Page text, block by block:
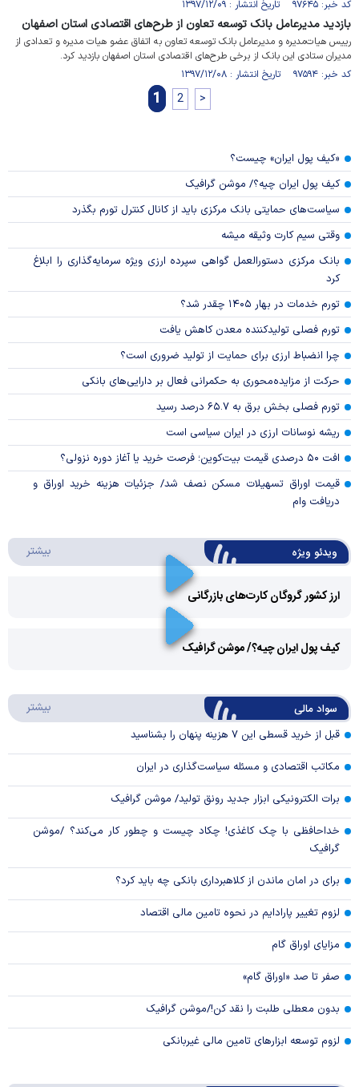
کد خبر: ۹۷۶۴۵ تاریخ انتشار : ۱۳۹۷/۱۲/۰۹
بازدید مدیرعامل بانک توسعه تعاون از طرح‌های اقتصادی استان اصفهان
رییس هیات‌مدیره و مدیرعامل بانک توسعه تعاون به‌ اتفاق عضو هیات‌ مدیره و تعدادی از
مدیران ستادی این بانک از برخی طرح‌های اقتصادی استان اصفهان بازدید کرد.
کد خبر: ۹۷۵۹۴ تاریخ انتشار : ۱۳۹۷/۱۲/۰۸
1 2 >
«کیف پول ایران» چیست؟
کیف پول ایران چیه؟/ موشن گرافیک
سیاست‌های حمایتی بانک مرکزی باید از کانال کنترل تورم بگذرد
وقتی سیم کارت وثیقه میشه
بانک مرکزی دستورالعمل گواهی سپرده ارزی ویژه سرمایه‌گذاری را ابلاغ
کرد
تورم خدمات در بهار ۱۴۰۵ چقدر شد؟
تورم فصلی تولیدکننده معدن کاهش یافت
چرا انضباط ارزی برای حمایت از تولید ضروری است؟
حرکت از مزایده‌محوری به حکمرانی فعال بر دارایی‌های بانکی
تورم فصلی بخش برق به ۶۵.۷ درصد رسید
ریشه نوسانات ارزی در ایران سیاسی است
افت ۵۰ درصدی قیمت بیت‌کوین؛ فرصت خرید یا آغاز دوره نزولی؟
قیمت اوراق تسهیلات مسکن نصف شد/ جزئیات هزینه خرید اوراق و
دریافت وام
ویدئو ویژه بیشتر
ارز کشور گروگان کارت‌های بازرگانی
Video
کیف پول ایران چیه؟/ موشن گرافیک
سواد مالی بیشتر
قبل از خرید قسطی این ۷ هزینه پنهان را بشناسید
مکاتب اقتصادی و مسئله سیاست‌گذاری در ایران
برات الکترونیکی ابزار جدید رونق تولید/ موشن گرافیک
خداحافظی با چک کاغذی! چکاد چیست و چطور کار می‌کند؟ /موشن
گرافیک
برای در امان ماندن از کلاهبرداری بانکی چه باید کرد؟
لزوم تغییر پارادایم در نحوه تامین مالی اقتصاد
مزایای اوراق گام
صفر تا صد «اوراق گام»
بدون معطلی طلبت را نقد کن!/موشن گرافیک
لزوم توسعه ابزارهای تامین مالی غیربانکی